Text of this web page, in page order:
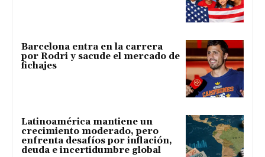
Barcelona entra en la carrera
por Rodri y sacude el mercado de
fichajes
Latinoamérica mantiene un
crecimiento moderado, pero
enfrenta desafíos por inflación,
deuda e incertidumbre global